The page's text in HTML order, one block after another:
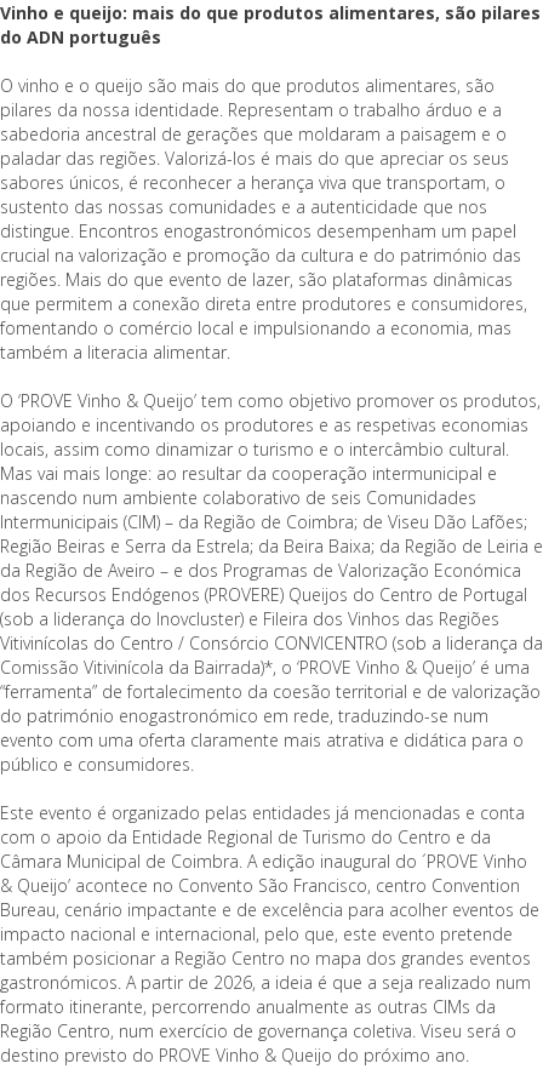
Vinho e queijo: mais do que produtos alimentares, são pilares
do ADN português
O vinho e o queijo são mais do que produtos alimentares, são
pilares da nossa identidade. Representam o trabalho árduo e a
sabedoria ancestral de gerações que moldaram a paisagem e o
paladar das regiões. Valorizá-los é mais do que apreciar os seus
sabores únicos, é reconhecer a herança viva que transportam, o
sustento das nossas comunidades e a autenticidade que nos
distingue. Encontros enogastronómicos desempenham um papel
crucial na valorização e promoção da cultura e do património das
regiões. Mais do que evento de lazer, são plataformas dinâmicas
que permitem a conexão direta entre produtores e consumidores,
fomentando o comércio local e impulsionando a economia, mas
também a literacia alimentar.
O ‘PROVE Vinho & Queijo’ tem como objetivo promover os produtos,
apoiando e incentivando os produtores e as respetivas economias
locais, assim como dinamizar o turismo e o intercâmbio cultural.
Mas vai mais longe: ao resultar da cooperação intermunicipal e
nascendo num ambiente colaborativo de seis Comunidades
Intermunicipais (CIM) – da Região de Coimbra; de Viseu Dão Lafões;
Região Beiras e Serra da Estrela; da Beira Baixa; da Região de Leiria e
da Região de Aveiro – e dos Programas de Valorização Económica
dos Recursos Endógenos (PROVERE) Queijos do Centro de Portugal
(sob a liderança do Inovcluster) e Fileira dos Vinhos das Regiões
Vitivinícolas do Centro / Consórcio CONVICENTRO (sob a liderança da
Comissão Vitivinícola da Bairrada)*, o ‘PROVE Vinho & Queijo’ é uma
“ferramenta” de fortalecimento da coesão territorial e de valorização
do património enogastronómico em rede, traduzindo-se num
evento com uma oferta claramente mais atrativa e didática para o
público e consumidores.
Este evento é organizado pelas entidades já mencionadas e conta
com o apoio da Entidade Regional de Turismo do Centro e da
Câmara Municipal de Coimbra. A edição inaugural do ´PROVE Vinho
& Queijo’ acontece no Convento São Francisco, centro Convention
Bureau, cenário impactante e de excelência para acolher eventos de
impacto nacional e internacional, pelo que, este evento pretende
também posicionar a Região Centro no mapa dos grandes eventos
gastronómicos. A partir de 2026, a ideia é que a seja realizado num
formato itinerante, percorrendo anualmente as outras CIMs da
Região Centro, num exercício de governança coletiva. Viseu será o
destino previsto do PROVE Vinho & Queijo do próximo ano.